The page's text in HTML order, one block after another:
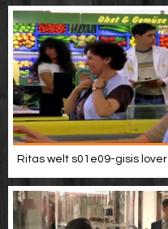
Ritas welt s01e09-gisis lover